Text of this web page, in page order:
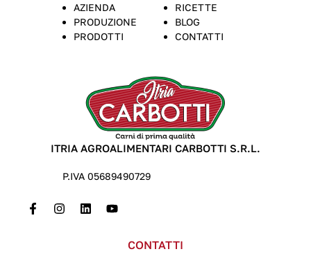
AZIENDA
PRODUZIONE
PRODOTTI
RICETTE
BLOG
CONTATTI
ITRIA AGROALIMENTARI CARBOTTI S.R.L.
P.IVA 05689490729
CONTATTI